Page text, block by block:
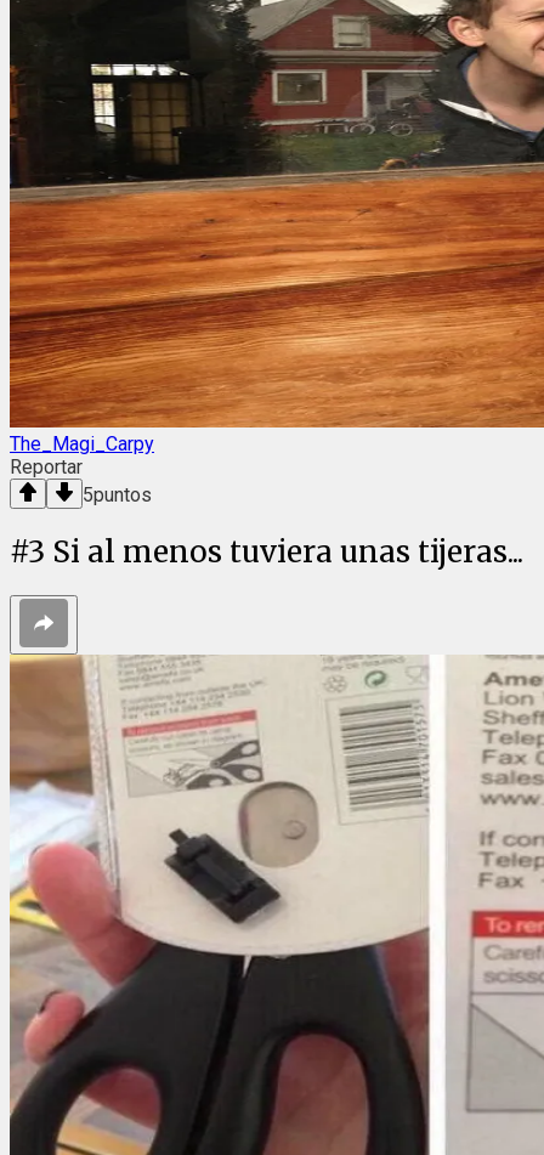
The_Magi_Carpy
Reportar
5puntos
#3 Si al menos tuviera unas tijeras...